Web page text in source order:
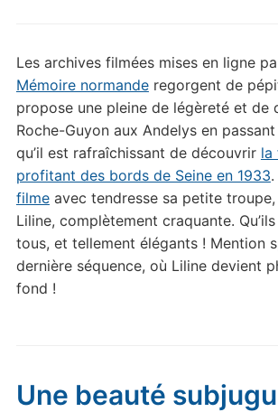
Les archives filmées mises en ligne
Mémoire normanderegorgent de
propose une pleine de légèreté et de
Roche-Guyon aux Andelys en
qu’il est rafraîchissant de découvrir la
profitant des bords de Seine en 1933
filmeavec tendresse sa petite
Liline, complètement craquante.
tous, et tellement élégants ! Mention
dernière séquence, où Liline devient
fond !
Une beauté